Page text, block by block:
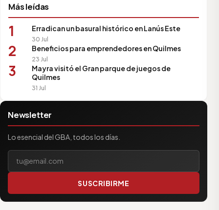
Más leídas
1 Erradican un basural histórico en Lanús Este
30 Jul
2 Beneficios para emprendedores en Quilmes
23 Jul
3
Mayra visitó el Gran parque de juegos de
Quilmes
31 Jul
Newsletter
Lo esencial del GBA, todos los días.
Tu correo electrónico
SUSCRIBIRME